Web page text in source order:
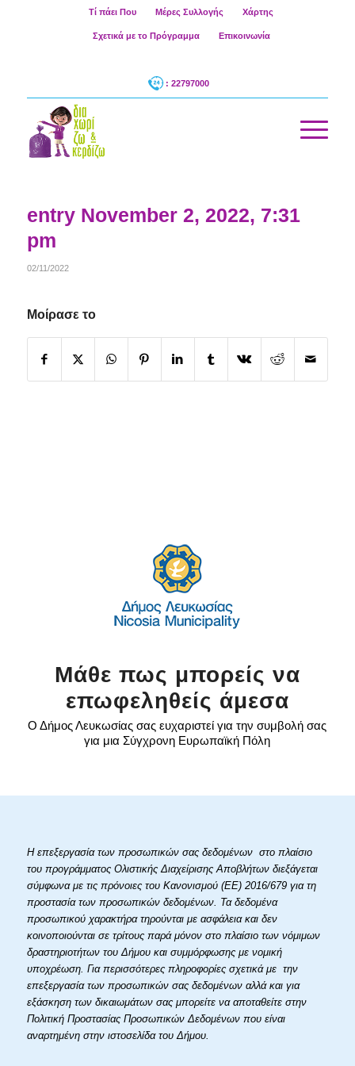
Τί πάει Που Μέρες Συλλογής Χάρτης
Σχετικά με το Πρόγραμμα Επικοινωνία
: 22797000
entry November 2, 2022, 7:31
pm
02/11/2022
Μοίρασε το
Μάθε πως μπορείς να
επωφεληθείς άμεσα
Ο Δήμος Λευκωσίας σας ευχαριστεί για την συμβολή σας
για μια Σύγχρονη Ευρωπαϊκή Πόλη
Η επεξεργασία των προσωπικών σας δεδομένων στο πλαίσιο
του προγράμματος Ολιστικής Διαχείρισης Αποβλήτων διεξάγεται
σύμφωνα με τις πρόνοιες του Κανονισμού (ΕΕ) 2016/679 για τη
προστασία των προσωπικών δεδομένων. Τα δεδομένα
προσωπικού χαρακτήρα τηρούνται με ασφάλεια και δεν
κοινοποιούνται σε τρίτους παρά μόνον στο πλαίσιο των νόμιμων
δραστηριοτήτων του Δήμου και συμμόρφωσης με νομική
υποχρέωση. Για περισσότερες πληροφορίες σχετικά με την
επεξεργασία των προσωπικών σας δεδομένων αλλά και για
εξάσκηση των δικαιωμάτων σας μπορείτε να αποταθείτε στην
Πολιτική Προστασίας Προσωπικών Δεδομένων που είναι
αναρτημένη στην ιστοσελίδα του Δήμου.